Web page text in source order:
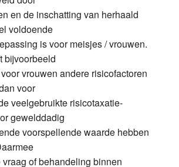
en de inschatting van herhaald
voldoende
is voor meisjes / vrouwen.
bijvoorbeeld
vrouwen andere risicofactoren
voor
veelgebruikte risicotaxatie-
gewelddadig
voorspellende waarde hebben
of behandeling binnen